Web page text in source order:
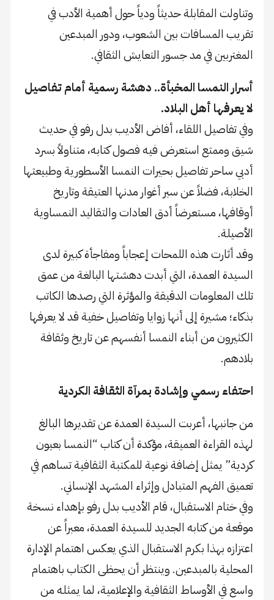
وتناولت المقابلة حديثاً ودياً حول أهمية الأدب في
تقريب المسافات بين الشعوب، ودور المبدعين
المغتربين في مد جسور التعايش الثقافي.
​أسرار النمسا المخبأة.. دهشة رسمية أمام تفاصيل
لا يعرفها أهل البلاد.
​وفي تفاصيل اللقاء، أفاض الأديب بدل رفو في حديث
شيق وممتع استعرض فيه فصول كتابه، متناولاً بسرد
أدبي ساحر تفاصيل بحيرات النمسا الأسطورية وطبيعتها
الخلابة، فضلاً عن سبر أغوار مدنها العتيقة وتاريخ
أوقافها، مستعرضاً أدق العادات والتقاليد النمساوية
الأصيلة.
​وقد أثارت هذه اللمحات إعجاباً ومفاجأة كبيرة لدى
السيدة العمدة، التي أبدت دهشتها البالغة من عمق
تلك المعلومات الدقيقة والمؤثرة التي رصدها الكاتب
بذكاء؛ مشيرة إلى أنها زوايا وتفاصيل خفية قد لا يعرفها
الكثيرون من أبناء النمسا أنفسهم عن تاريخ وثقافة
بلادهم.
​احتفاء رسمي وإشادة بمرآة الثقافة الكردية
​من جانبها، أعربت السيدة العمدة عن تقديرها البالغ
لهذه القراءة العميقة، مؤكدة أن كتاب “النمسا بعيون
كردية” يمثل إضافة نوعية للمكتبة الثقافية تساهم في
تعميق الفهم المتبادل وإثراء المشهد الإنساني.
​وفي ختام الاستقبال، قام الأديب بدل رفو بإهداء نسخة
موقعة من كتابه الجديد للسيدة العمدة، معبراً عن
اعتزازه بهذا بكرم الاستقبال الذي يعكس اهتمام الإدارة
المحلية بالمبدعين. وينتظر أن يحظى الكتاب باهتمام
واسع في الأوساط الثقافية والإعلامية، لما يمثله من